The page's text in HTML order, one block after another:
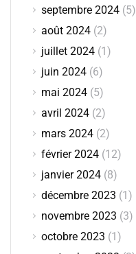
septembre 2024 (5)
août 2024 (2)
juillet 2024 (1)
juin 2024 (6)
mai 2024 (5)
avril 2024 (2)
mars 2024 (2)
février 2024 (12)
janvier 2024 (8)
décembre 2023 (1)
novembre 2023 (3)
octobre 2023 (1)